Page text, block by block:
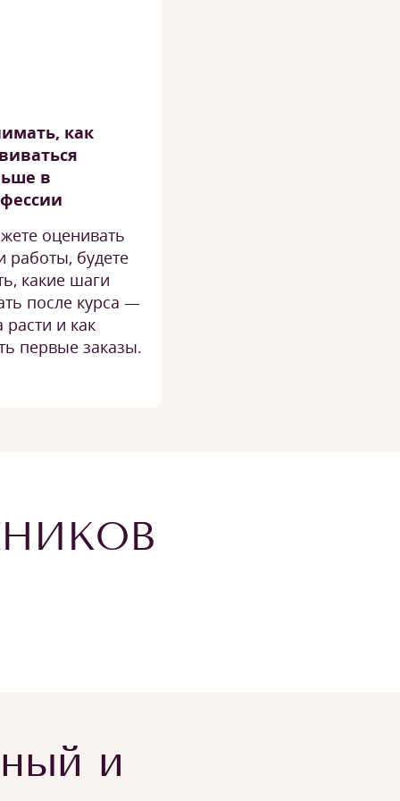
как
в
оценивать
работы, будете
какие шаги
после курса —
расти и как
первые заказы.